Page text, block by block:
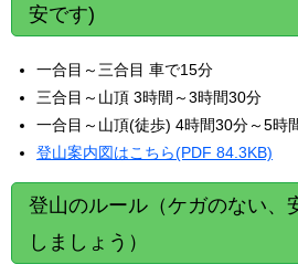
安です)
一合目～三合目 車で15分
三合目～山頂 3時間～3時間30分
一合目～山頂(徒歩) 4時間30分～5時
登山案内図はこちら(PDF 84.3KB)
登山のルール（ケガのない、
しましょう）